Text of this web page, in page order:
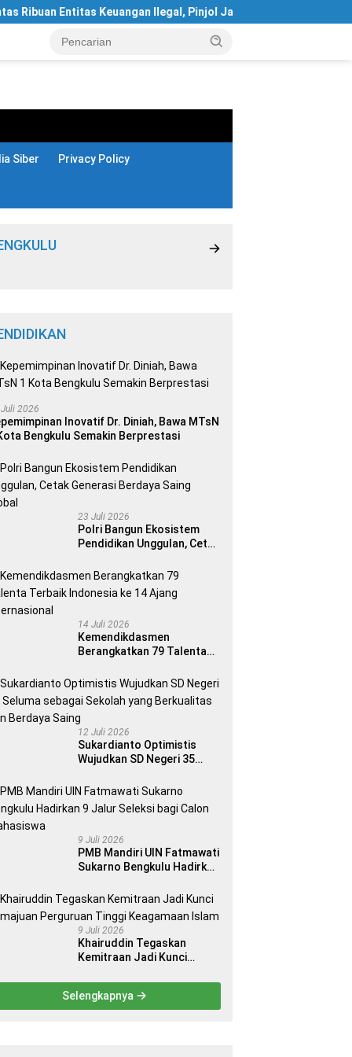
Entitas Keuangan Ilegal, Pinjol Jadi Kasus Terbanyak
Siber Privacy Policy
2026
Inovatif Dr. Diniah, Bawa MTsN
Bengkulu Semakin Berprestasi
23 Juli 2026
Polri Bangun Ekosistem
Pendidikan Unggulan, Cetak
Global
14 Juli 2026
Kemendikdasmen
Berangkatkan 79 Talenta
Ajang Internasional
12 Juli 2026
Sukardianto Optimistis
Wujudkan SD Negeri 35
yang Berkualitas dan
Berdaya Saing
9 Juli 2026
PMB Mandiri UIN Fatmawati
Sukarno Bengkulu Hadirkan
Mahasiswa
9 Juli 2026
Khairuddin Tegaskan
Kemitraan Jadi Kunci
Keagamaan Islam
Selengkapnya